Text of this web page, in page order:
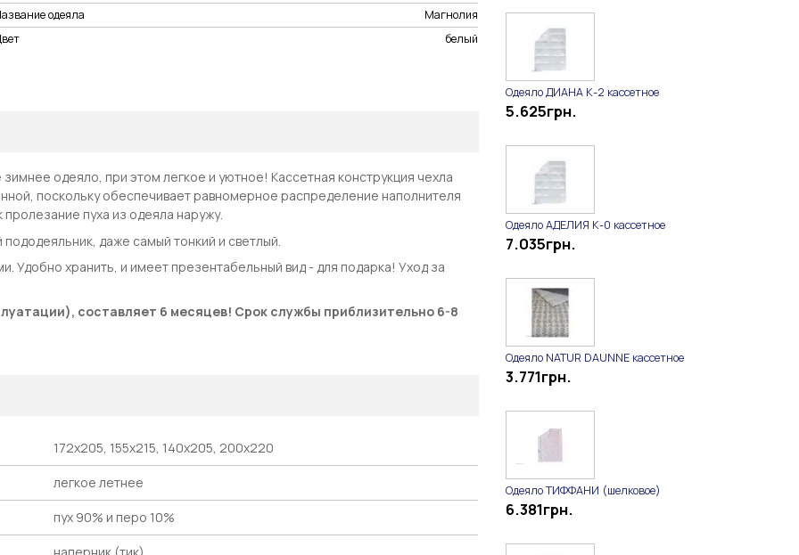
одеяла
Магнолия
белый
одеяло, при этом легкое и уютное! Кассетная конструкция чехла
поскольку обеспечивает равномерное распределение наполнителя
пуха из одеяла наружу.
даже самый тонкий и светлый.
Удобно хранить, и имеет презентабельный вид - для подарка! Уход за
составляет 6 месяцев! Срок службы приблизительно 6-8
172х205, 155х215, 140х205, 200х220
легкое летнее
пух 90% и перо 10%
Одеяло ДИАНА К-2 кассетное
5.625грн.
Одеяло АДЕЛИЯ К-0 кассетное
7.035грн.
Одеяло NATUR DAUNNE кассетное
3.771грн.
Одеяло ТИФФАНИ (шелковое)
6.381грн.